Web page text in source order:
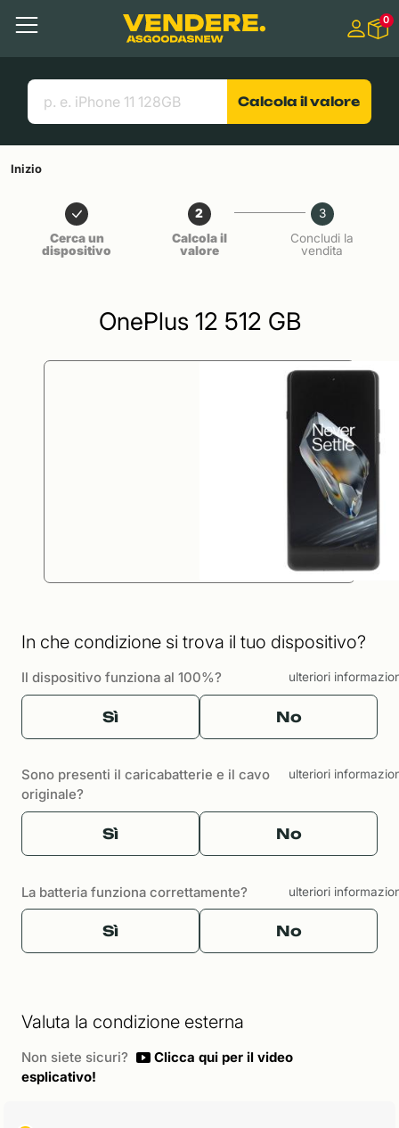
Contenuto principale
Menu
Cerca
Link utili
0
Calcola il valore
Inizio
Cerca un
dispositivo
2
Calcola il
valore
3
Concludi la
vendita
OnePlus 12 512 GB
In che condizione si trova il tuo dispositivo?
Il dispositivo funziona al 100%? ulteriori
Sì No
Sono presenti il caricabatterie e il cavo
originale?
ulteriori
Sì No
La batteria funziona correttamente? ulteriori
Sì No
Valuta la condizione esterna
Non siete sicuri?
Clicca qui per il video
esplicativo!